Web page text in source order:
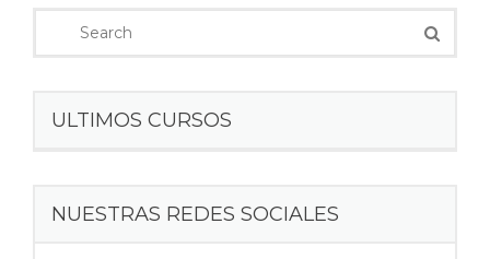
ULTIMOS CURSOS
NUESTRAS REDES SOCIALES